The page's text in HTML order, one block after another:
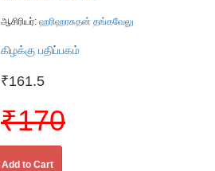
ஆசிரியர்: ஹரிஹரசுதன் தங்கவேலு
கிழக்கு பதிப்பகம்
₹161.5
₹170
Add to Cart